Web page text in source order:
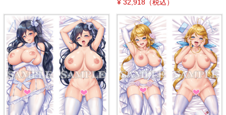
¥ 32,918（税込）